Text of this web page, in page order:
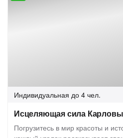
Индивидуальная до 4 чел.
Исцеляющая сила
Погрузитесь в мир красоты и